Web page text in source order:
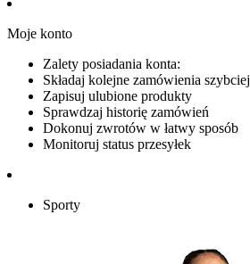
Moje konto
Zalety posiadania konta:
Składaj kolejne zamówienia szybciej
Zapisuj ulubione produkty
Sprawdzaj historię zamówień
Dokonuj zwrotów w łatwy sposób
Monitoruj status przesyłek
Sporty